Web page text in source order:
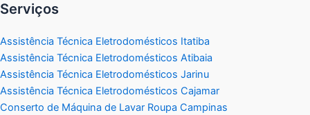
Serviços
Assistência Técnica Eletrodomésticos Itatiba
Assistência Técnica Eletrodomésticos Atibaia
Assistência Técnica Eletrodomésticos Jarinu
Assistência Técnica Eletrodomésticos Cajamar
Conserto de Máquina de Lavar Roupa Campinas